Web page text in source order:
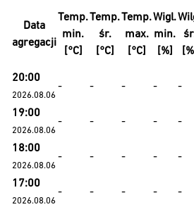
Data
agregacji
Temp.
min.
[°C]
Temp.
śr.
[°C]
Temp.
max.
[°C]
Wigl.
min.
[%]
20:00
2026.08.06
- - - - -
19:00
2026.08.06
- - - - -
18:00
2026.08.06
- - - - -
17:00
2026.08.06
- - - - -